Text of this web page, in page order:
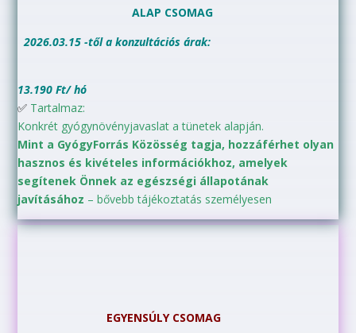
ALAP CSOMAG
2026.03.15 -től a konzultációs árak:
13.190 Ft/ hó
✅ Tartalmaz:
Konkrét gyógynövényjavaslat a tünetek alapján.
Mint a GyógyForrás Közösség tagja, hozzáférhet olyan
hasznos és kivételes információkhoz, amelyek
segítenek Önnek az egészségi állapotának
javításához – bővebb tájékoztatás személyesen
EGYENSÚLY CSOMAG